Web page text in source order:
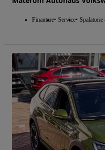
Finantare Service Spalatorie